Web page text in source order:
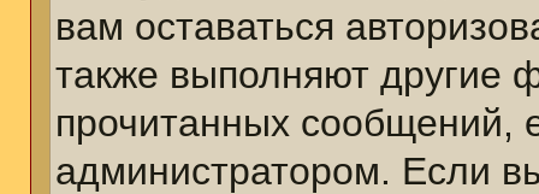
вам оставаться
также выполняют другие
прочитанных сообщений,
администратором. Если